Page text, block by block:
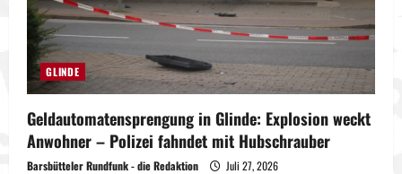
GLINDE
Geldautomatensprengung in Glinde: Explosion weckt
Anwohner – Polizei fahndet mit Hubschrauber
Barsbütteler Rundfunk - die Redaktion Juli 27, 2026